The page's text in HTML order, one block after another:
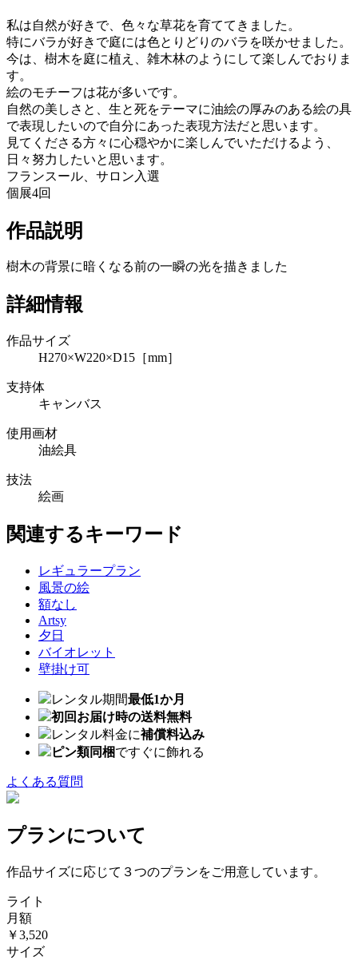
私は自然が好きで、色々な草花を育ててきました。
特にバラが好きで庭には色とりどりのバラを咲かせました。
今は、樹木を庭に植え、雑木林のようにして楽しんでおりま
す。
絵のモチーフは花が多いです。
自然の美しさと、生と死をテーマに油絵の厚みのある絵の具
で表現したいので自分にあった表現方法だと思います。
見てくださる方々に心穏やかに楽しんでいただけるよう、
日々努力したいと思います。
フランスール、サロン入選
個展4回
作品説明
樹木の背景に暗くなる前の一瞬の光を描きました
詳細情報
作品サイズ
H270×W220×D15［mm］
支持体
キャンバス
使用画材
油絵具
技法
絵画
関連するキーワード
レギュラープラン
風景の絵
額なし
Artsy
夕日
バイオレット
壁掛け可
レンタル期間最低1か月
初回お届け時の送料無料
レンタル料金に補償料込み
ピン類同梱ですぐに飾れる
よくある質問
プランについて
作品サイズに応じて３つのプランをご用意しています。
ライト
月額
￥3,520
サイズ